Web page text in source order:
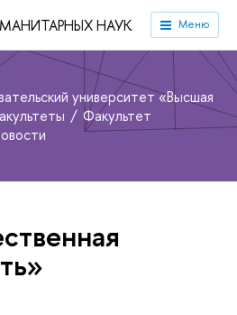
НАУК Меню
университет «Высшая
Факультет